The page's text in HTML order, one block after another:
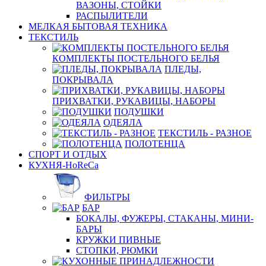
ВАЗОНЫ, СТОЙКИ
РАСПЫЛИТЕЛИ
МЕЛКАЯ БЫТОВАЯ ТЕХНИКА
ТЕКСТИЛЬ
КОМПЛЕКТЫ ПОСТЕЛЬНОГО БЕЛЬЯ
ПЛЕДЫ,
ПОКРЫВАЛА
ПРИХВАТКИ, РУКАВИЦЫ, НАБОРЫ
ПОДУШКИ
ОДЕЯЛА
ТЕКСТИЛЬ - РАЗНОЕ
ПОЛОТЕНЦА
СПОРТ И ОТДЫХ
КУХНЯ-HoReCa
ФИЛЬТРЫ
БАР
БОКАЛЫ, ФУЖЕРЫ, СТАКАНЫ, МИНИ-
БАРЫ
КРУЖКИ ПИВНЫЕ
СТОПКИ, РЮМКИ